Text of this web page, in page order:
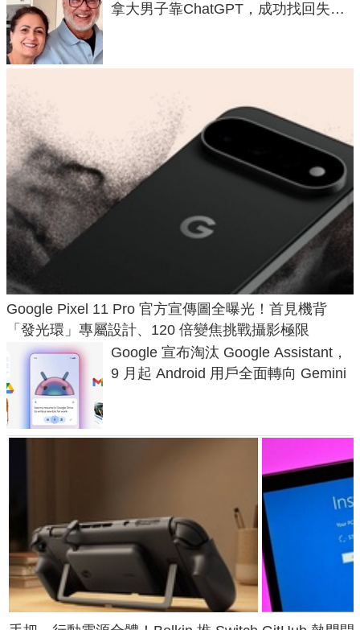
拿大男子靠ChatGPT，成功找回失散
Google Pixel 11 Pro 官方宣傳圖全曝光！首見機背
「發光環」專屬設計、120 倍變焦挑戰攝影極限
Google 宣布淘汰 Google Assistant，
9 月起 Android 用戶全面轉向 Gemini